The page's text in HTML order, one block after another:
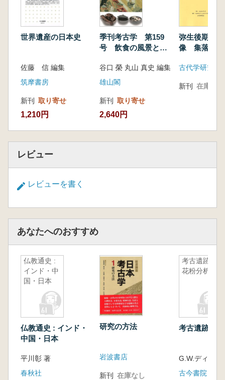
世界遺産の日本史
佐藤 信 編集
筑摩書房
新刊 取り寄せ
1,210円
季刊考古学 第159
号 飲食の風景と考
谷口 榮 丸山 真史 編集
雄山閣
新刊 取り寄せ
2,640円
弥生後期社
像 集落構造
古代学研究会
新刊 在庫なし
レビュー
レビューを書く
あなたへのおすすめ
仏教通史 :
インド・中
国・日本
仏教通史 : インド・
中国・日本
平川彰 著
春秋社
研究の方法
岩波書店
新刊 在庫なし
考古遺跡の
花粉分析
考古遺跡の
古今書院